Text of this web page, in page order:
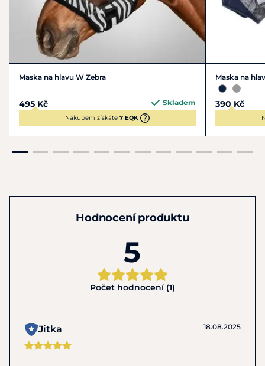
Maska na hlavu W Zebra
495 Kč Skladem
Nákupem získáte 7 EQK
Maska na
390 Kč
Hodnocení produktu
5
Počet hodnocení (1)
Jitka 18.08.2025